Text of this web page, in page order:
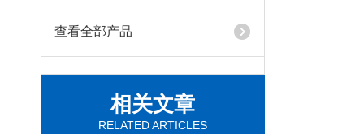
查看全部产品
相关文章
RELATED ARTICLES